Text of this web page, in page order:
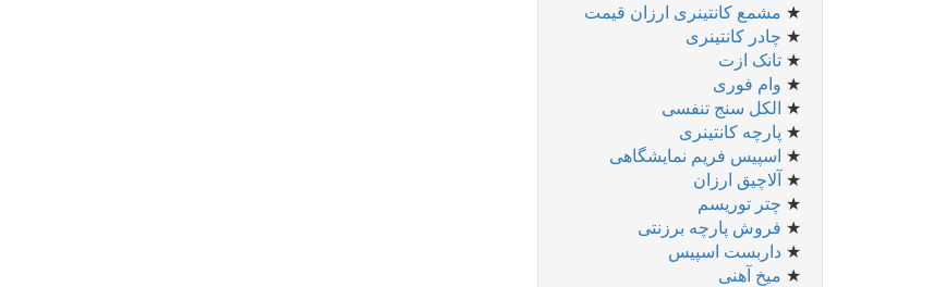
★ مشمع کانتینری ارزان قیمت
★ چادر کانتینری
★ تانک ازت
★ وام فوری
★ الکل سنج تنفسی
★ پارچه کانتینری
★ اسپیس فریم نمایشگاهی
★آلاچیق ارزان
★ چتر توریسم
★ فروش پارچه برزنتی
★ داربست اسپیس
★ میخ آهنی